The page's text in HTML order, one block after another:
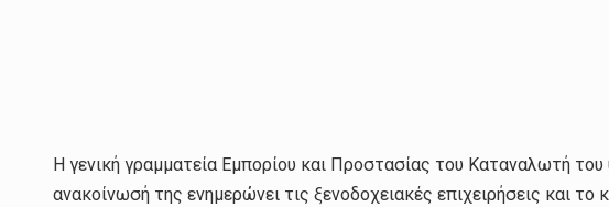
Η γενική γραμματεία Εμπορίου και Προστασίας του Καταναλωτή
ανακοίνωσή της ενημερώνει τις ξενοδοχειακές επιχειρήσεις και